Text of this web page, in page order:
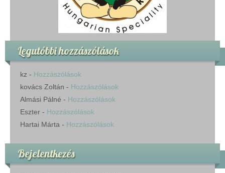
Legutóbbi hozzászólások
kz - Hozzászólások
kovács Zoltán - Hozzászólások
Almási Pálné - Hozzászólások
Eszter - Hozzászólások
Hartai Márta - Hozzászólások
Bejelentkezés